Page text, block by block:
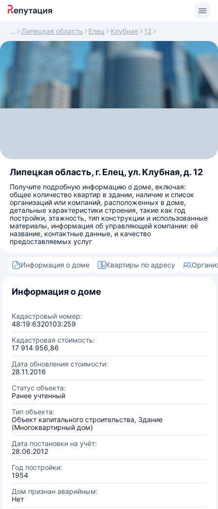
Липецкая область Елец Клубная 12
Липецкая область, г. Елец, ул. Клубная, д. 12
Получите подробную информацию о доме, включая:
общее количество квартир в здании, наличие и список
организаций или компаний, расположенных в доме,
детальные характеристики строения, такие как год
постройки, этажность, тип конструкции и использованные
материалы, информация об управляющей компании: её
название, контактные данные, и качество
предоставляемых услуг
Информация о доме Квартиры по адресу
Информация о доме
Кадастровый номер:
48:19:6320103:259
Кадастровая стоимость:
17 914 956,86
Дата обновления стоимости:
28.11.2016
Статус объекта:
Ранее учтенный
Тип объекта:
Объект капитального строительства, Здание
(Многоквартирный дом)
Дата постановки на учёт:
28.06.2012
Год постройки:
1954
Дом признан аварийным:
Нет